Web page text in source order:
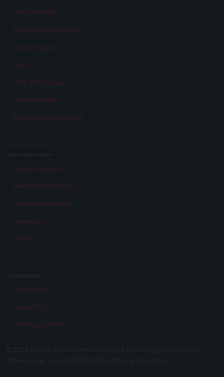
Über das Projekt
Eine virtuelle Ausstellung
Facts & Figures
Team
Über „Erinnerungen“
Auszeichnungen
Schulwettbewerb 2014/15
Service & Kontakt
Datenschutzerklärung
Cookie-Einstellungen
Impressum
Presse
Erinnerungen
Krieg & Film
Weltkrieg in Zahlen